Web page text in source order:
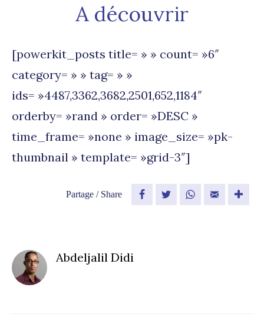
A découvrir
[powerkit_posts title= » » count= »6″
category= » » tag= » »
ids= »4487,3362,3682,2501,652,1184″
orderby= »rand » order= »DESC »
time_frame= »none » image_size= »pk-
thumbnail » template= »grid-3″]
Partage / Share Facebook Twitter WhatsAppEmail
Abdeljalil Didi